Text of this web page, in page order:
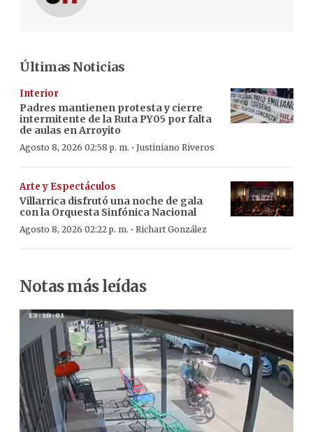
Últimas Noticias
Interior
Padres mantienen protesta y cierre
intermitente de la Ruta PY05 por falta
de aulas en Arroyito
Agosto 8, 2026 02:58 p. m. · Justiniano Riveros
Arte y Espectáculos
Villarrica disfrutó una noche de gala
con la Orquesta Sinfónica Nacional
Agosto 8, 2026 02:22 p. m. · Richart González
Notas más leídas